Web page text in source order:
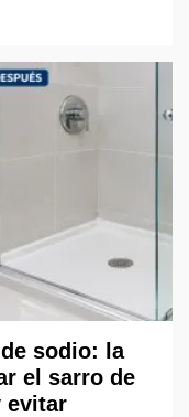
sodio: la
el sarro de
evitar